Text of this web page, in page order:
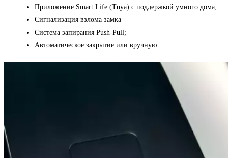
Приложение Smart Life (Tuya) с поддержкой умного дома;
Сигнализация взлома замка
Система запирания Push-Pull;
Автоматическое закрытие или вручную.